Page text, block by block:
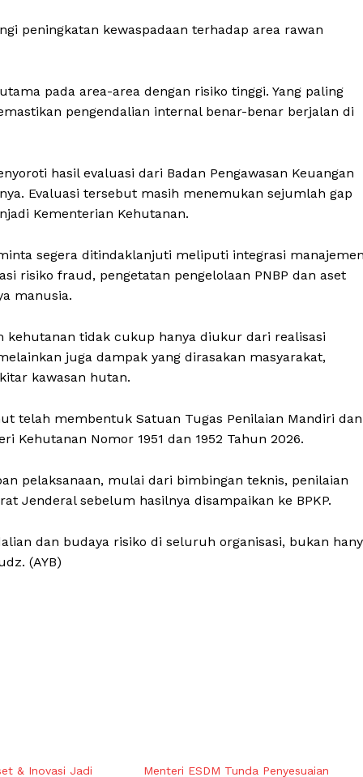
peningkatan kewaspadaan terhadap area rawan
pada area-area dengan risiko tinggi. Yang paling
pengendalian internal benar-benar berjalan di
hasil evaluasi dari Badan Pengawasan Keuangan
Evaluasi tersebut masih menemukan sejumlah gap
Kementerian Kehutanan.
segera ditindaklanjuti meliputi integrasi
risiko fraud, pengetatan pengelolaan PNBP dan aset
manusia.
tidak cukup hanya diukur dari realisasi
juga dampak yang dirasakan masyarakat,
kawasan hutan.
telah membentuk Satuan Tugas Penilaian Mandiri dan
Kehutanan Nomor 1951 dan 1952 Tahun 2026.
pelaksanaan, mulai dari bimbingan teknis, penilaian
Jenderal sebelum hasilnya disampaikan ke BPKP.
dan budaya risiko di seluruh organisasi, bukan
(AYB)
& Inovasi Jadi
Menteri ESDM Tunda Penyesuaian